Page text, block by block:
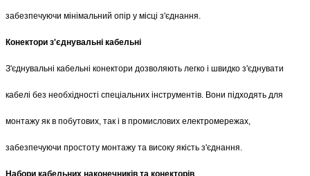
забезпечуючи мінімальний опір у місці з'єднання.
Конектори з'єднувальні кабельні
З'єднувальні кабельні конектори дозволяють легко і швидко з'єднувати
кабелі без необхідності спеціальних інструментів. Вони підходять для
монтажу як в побутових, так і в промислових електромережах,
забезпечуючи простоту монтажу та високу якість з'єднання.
Набори кабельних наконечників та конекторів